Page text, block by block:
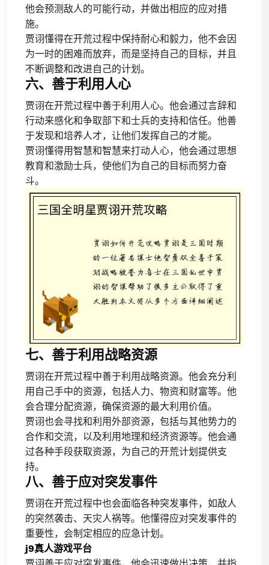
他会预测敌人的可能行动，并做出相应的应对措
施。
贾诩懂得在开荒过程中保持耐心和毅力，他不会因
为一时的困难而放弃，而是坚持自己的目标，并且
不断调整和改进自己的计划。
六、善于利用人心
贾诩在开荒过程中善于利用人心。他会通过言辞和
行动来感化和争取部下和士兵的支持和信任。他善
于发现和培养人才，让他们发挥自己的才能。
贾诩懂得用智慧和智慧来打动人心，他会通过思想
教育和激励士兵，使他们为自己的目标而努力奋
斗。
七、善于利用战略资源
贾诩在开荒过程中善于利用战略资源。他会充分利
用自己手中的资源，包括人力、物资和财富等。他
会合理分配资源，确保资源的最大利用价值。
贾诩也会寻找和利用外部资源，包括与其他势力的
合作和交流，以及利用地理和经济资源等。他会通
过各种手段获取资源，为自己的开荒计划提供支
持。
八、善于应对突发事件
贾诩在开荒过程中也会面临各种突发事件，如敌人
的突然袭击、天灾人祸等。他懂得应对突发事件的
重要性，会制定相应的应急计划。
j9真人游戏平台